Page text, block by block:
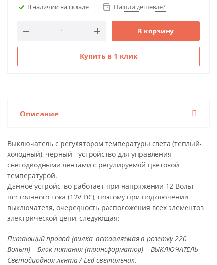
В наличии на складе Нашли дешевле?
В корзину
Купить в 1 клик
Описание
Bыключатель с регулятором температуры света (теплый-
холодный), черный - устройство для управления
светодиодными лентами с регулируемой цветовой
температурой.
Данное устройство работает при напряжении 12 Вольт
постоянного тока (12V DC), поэтому при подключении
выключателя, очередность расположения всех элементов
электрической цепи, следующая:
Питающий провод (вилка, вставляемая в розетку 220
Вольт) – Блок питания (трансформатор) – ВЫКЛЮЧАТЕЛЬ –
Светодиодная лента / Led-светильник.